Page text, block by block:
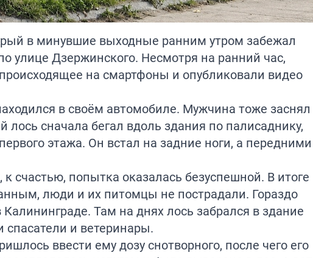
в минувшие выходные ранним утром забежал
улице Дзержинского. Несмотря на ранний час,
на смартфоны и опубликовали видео
в своём автомобиле. Мужчина тоже заснял
сначала бегал вдоль здания по палисаднику,
этажа. Он встал на задние ноги, а передними
счастью, попытка оказалась безуспешной. В итоге
люди и их питомцы не пострадали. Гораздо
Там на днях лось забрался в здание
спасатели и ветеринары.
ввести ему дозу снотворного, после чего его